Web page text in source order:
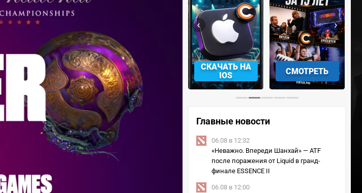
СКАЧАТЬ НА
ANDROID
СКАЧАТЬ НА
IOS
СМОТРЕТЬ УЧАСТВОВАТЬ
‹ ›
Главные новости
06.08 в 12:32
«Неважно. Впереди Шанхай» — ATF
после поражения от Liquid в гранд-
финале ESSENCE II
06.08 в 12:00